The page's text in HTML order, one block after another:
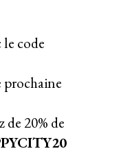
le code
de 20% de